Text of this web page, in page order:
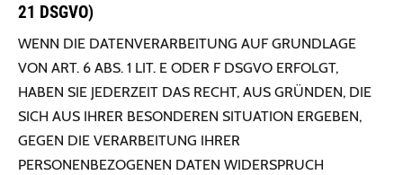
21 DSGVO)
WENN DIE DATENVERARBEITUNG AUF GRUNDLAGE
VON ART. 6 ABS. 1 LIT. E ODER F DSGVO ERFOLGT,
HABEN SIE JEDERZEIT DAS RECHT, AUS GRÜNDEN, DIE
SICH AUS IHRER BESONDEREN SITUATION ERGEBEN,
GEGEN DIE VERARBEITUNG IHRER
PERSONENBEZOGENEN DATEN WIDERSPRUCH